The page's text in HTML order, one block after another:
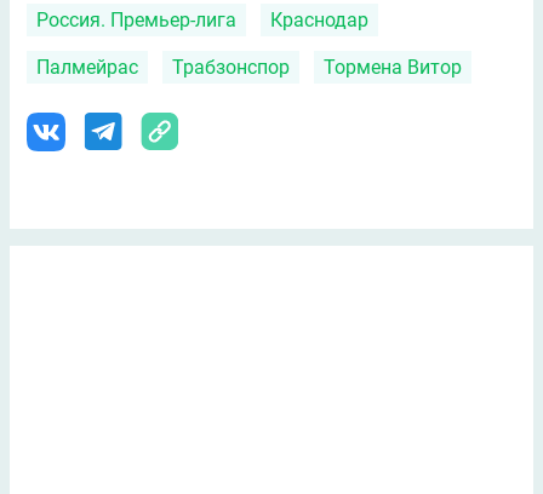
Россия. Премьер-лига Краснодар
Палмейрас Трабзонспор Тормена Витор